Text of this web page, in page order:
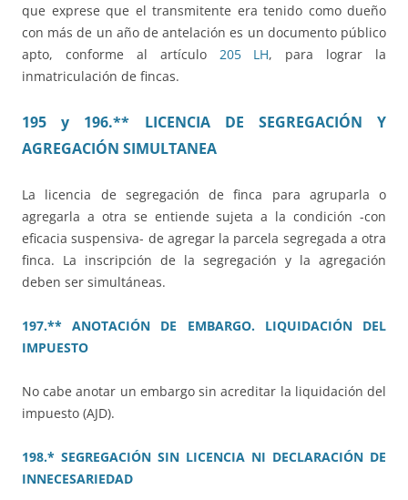
que exprese que el transmitente era tenido como dueño
con más de un año de antelación es un documento público
apto, conforme al artículo 205 LH, para lograr la
inmatriculación de fincas.
195 y 196.** LICENCIA DE SEGREGACIÓN Y
AGREGACIÓN SIMULTANEA
La licencia de segregación de finca para agruparla o
agregarla a otra se entiende sujeta a la condición -con
eficacia suspensiva- de agregar la parcela segregada a otra
finca. La inscripción de la segregación y la agregación
deben ser simultáneas.
197.** ANOTACIÓN DE EMBARGO. LIQUIDACIÓN DEL
IMPUESTO
No cabe anotar un embargo sin acreditar la liquidación del
impuesto (AJD).
198.* SEGREGACIÓN SIN LICENCIA NI DECLARACIÓN DE
INNECESARIEDAD